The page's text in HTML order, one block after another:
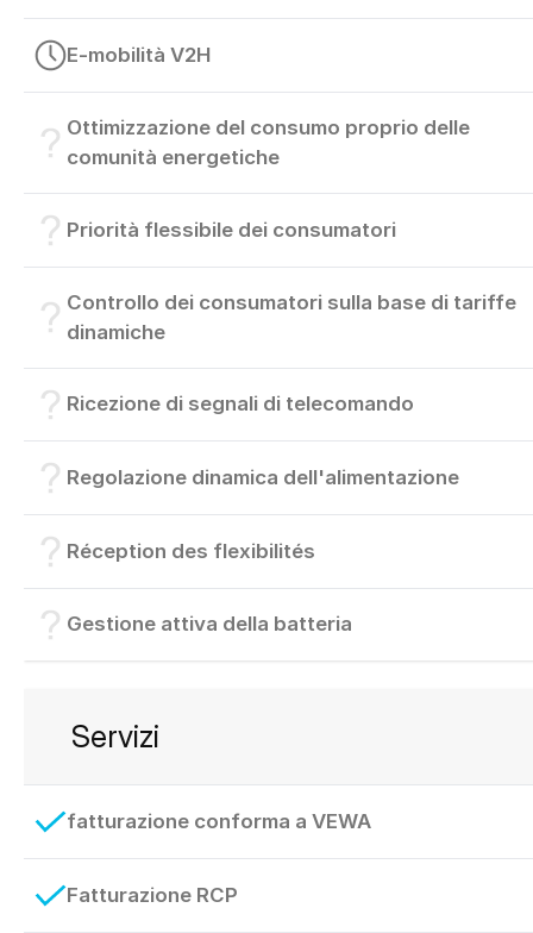
E-mobilità V2H
Ottimizzazione del consumo proprio delle
comunità energetiche
Priorità flessibile dei consumatori
Controllo dei consumatori sulla base di tariffe
dinamiche
Ricezione di segnali di telecomando
Regolazione dinamica dell'alimentazione
Réception des flexibilités
Gestione attiva della batteria
Servizi
fatturazione conforma a VEWA
Fatturazione RCP